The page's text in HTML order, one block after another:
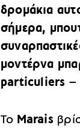
δρομάκια
σήμερα,
μοντέρνα
particuliers –
Το Marais